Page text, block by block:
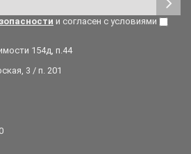
и согласен с условиями
154д, п.44
3 / п. 201